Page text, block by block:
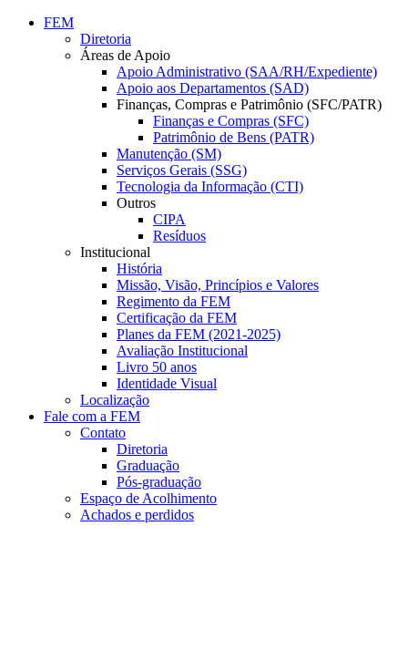
Conteúdo principal
FEM
Diretoria
Áreas de Apoio
Apoio Administrativo (SAA/RH/Expediente)
Apoio aos Departamentos (SAD)
Finanças, Compras e Patrimônio (SFC/PATR)
Finanças e Compras (SFC)
Patrimônio de Bens (PATR)
Manutenção (SM)
Serviços Gerais (SSG)
Tecnologia da Informação (CTI)
Outros
CIPA
Resíduos
Institucional
História
Missão, Visão, Princípios e Valores
Regimento da FEM
Certificação da FEM
Planes da FEM (2021-2025)
Avaliação Institucional
Livro 50 anos
Identidade Visual
Localização
Fale com a FEM
Contato
Diretoria
Graduação
Pós-graduação
Espaço de Acolhimento
Achados e perdidos